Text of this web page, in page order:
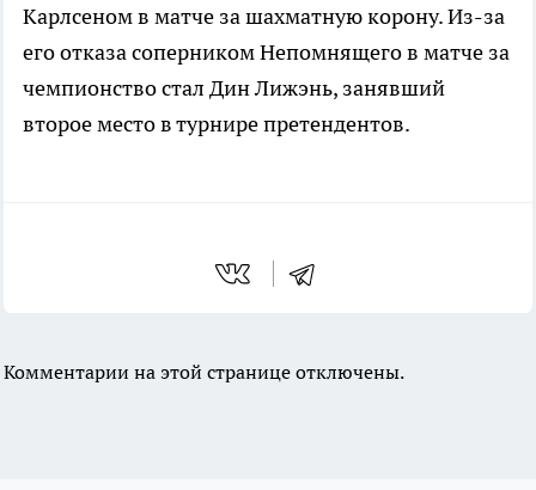
Карлсеном в матче за шахматную корону. Из-за
его отказа соперником Непомнящего в матче за
чемпионство стал Дин Лижэнь, занявший
второе место в турнире претендентов.
Комментарии на этой странице отключены.